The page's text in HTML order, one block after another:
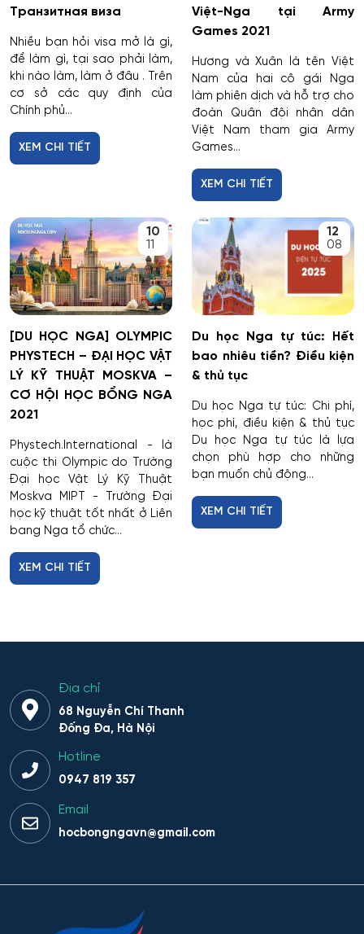
Транзитная виза
Nhiều bạn hỏi visa mở là gì,
để làm gì, tại sao phải làm,
khi nào làm, làm ở đâu . Trên
cơ sở các quy định của
Chính phủ...
XEM CHI TIẾT
Việt-Nga tại Army
Games 2021
Hương và Xuân là tên Việt
Nam của hai cô gái Nga
làm phiên dịch và hỗ trợ cho
đoàn Quân đội nhân dân
Việt Nam tham gia Army
Games...
XEM CHI TIẾT
10
11
[DU HỌC NGA] OLYMPIC
PHYSTECH – ĐẠI HỌC VẬT
LÝ KỸ THUẬT MOSKVA –
CƠ HỘI HỌC BỔNG NGA
2021
Phystech.International - là
cuộc thi Olympic do Trường
Đại học Vật Lý Kỹ Thuật
Moskva MIPT - Trường Đại
học kỹ thuật tốt nhất ở Liên
bang Nga tổ chức...
XEM CHI TIẾT
12
08
Du học Nga tự túc: Hết
bao nhiêu tiền? Điều kiện
& thủ tục
Du học Nga tự túc: Chi phí,
học phí, điều kiện & thủ tục
Du học Nga tự túc là lựa
chọn phù hợp cho những
bạn muốn chủ động...
XEM CHI TIẾT
Địa chỉ
68 Nguyễn Chí Thanh
Đống Đa, Hà Nội
Hotline
0947 819 357
Email
hocbongngavn@gmail.com